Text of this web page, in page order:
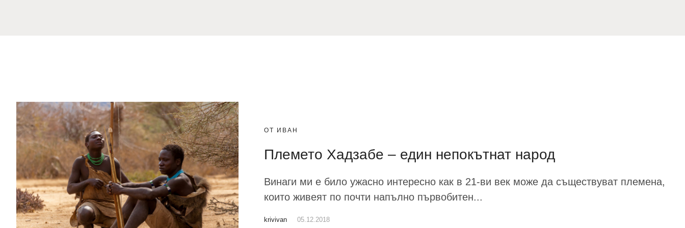
ОТ ИВАН
Племето Хадзабе – един непокътнат народ
Винаги ми е било ужасно интересно как в 21-ви век може да съществуват племена,
които живеят по почти напълно първобитен...
krivivan 05.12.2018